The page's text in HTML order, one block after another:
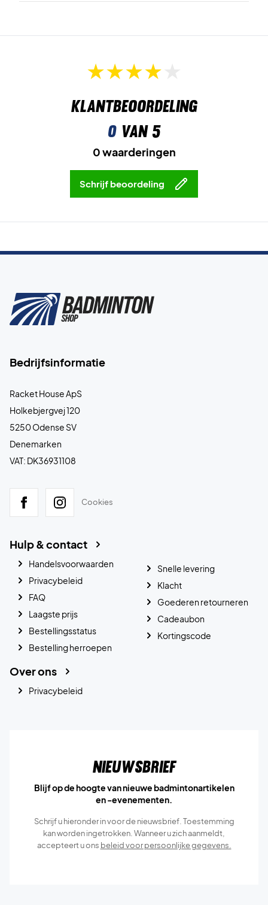
Klantbeoordeling
0van 5
0 waarderingen
Schrijf beoordeling
Bedrijfsinformatie
Racket House ApS
Holkebjergvej 120
5250 Odense SV
Denemarken
VAT: DK36931108
Cookies
Hulp & contact
Handelsvoorwaarden
Privacybeleid
FAQ
Laagste prijs
Bestellingsstatus
Bestelling herroepen
Snelle levering
Klacht
Goederen retourneren
Cadeaubon
Kortingscode
Over ons
Privacybeleid
Nieuwsbrief
Blijf op de hoogte van nieuwe badmintonartikelen
en -evenementen.
Schrijf u hieronder in voor de nieuwsbrief. Toestemming
kan worden ingetrokken. Wanneer u zich aanmeldt,
accepteert u ons beleid voor persoonlijke gegevens.